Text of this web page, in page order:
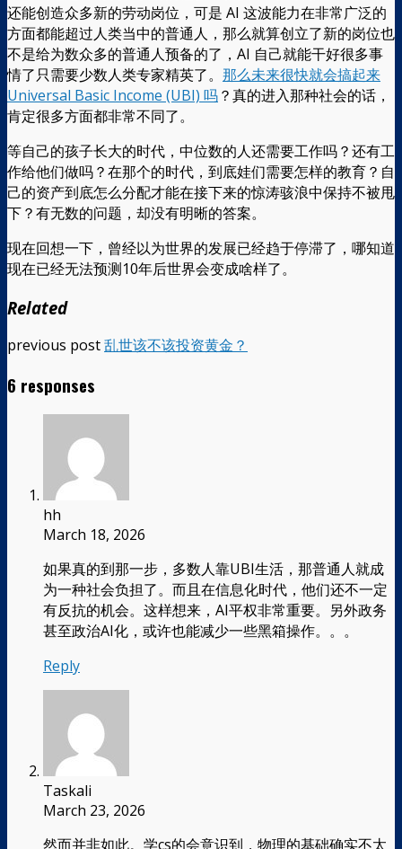
还能创造众多新的劳动岗位，可是 AI 这波能力在非常广泛的
方面都能超过人类当中的普通人，那么就算创立了新的岗位也
不是给为数众多的普通人预备的了，AI 自己就能干好很多事
情了只需要少数人类专家精英了。 那么未来很快就会搞起来
Universal Basic Income (UBI) 吗？真的进入那种社会的话，
肯定很多方面都非常不同了。
等自己的孩子长大的时代，中位数的人还需要工作吗？还有工
作给他们做吗？在那个的时代，到底娃们需要怎样的教育？自
己的资产到底怎么分配才能在接下来的惊涛骇浪中保持不被甩
下？有无数的问题，却没有明晰的答案。
现在回想一下，曾经以为世界的发展已经趋于停滞了，哪知道
现在已经无法预测10年后世界会变成啥样了。
Related
previous post乱世该不该投资黄金？
6 responses
hh
March 18, 2026
如果真的到那一步，多数人靠UBI生活，那普通人就成
为一种社会负担了。而且在信息化时代，他们还不一定
有反抗的机会。这样想来，AI平权非常重要。另外政务
甚至政治AI化，或许也能减少一些黑箱操作。。。
Reply
Taskali
March 23, 2026
然而并非如此。学cs的会意识到，物理的基础确实不太